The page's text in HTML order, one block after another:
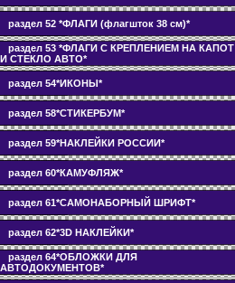
раздел 52 *ФЛАГИ (флагшток 38 см)*
раздел 53 *ФЛАГИ С КРЕПЛЕНИЕМ НА КАПОТ
И СТЕКЛО АВТО*
раздел 54*ИКОНЫ*
раздел 58*СТИКЕРБУМ*
раздел 59*НАКЛЕЙКИ РОССИИ*
раздел 60*КАМУФЛЯЖ*
раздел 61*САМОНАБОРНЫЙ ШРИФТ*
раздел 62*3D НАКЛЕЙКИ*
раздел 64*ОБЛОЖКИ ДЛЯ
АВТОДОКУМЕНТОВ*